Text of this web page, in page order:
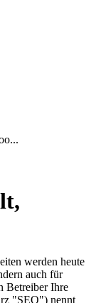
werden heute
auch für
Betreiber Ihre
"SEO") nennt